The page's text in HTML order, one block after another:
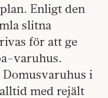
Enligt den
slitna
för att ge
varuhus.
Domusvaruhus i
med rejält